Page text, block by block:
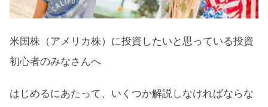
③実際に取引（売買）をする
【預り区分編】米国株（アメリカ株）への投
資のはじめ方
特定預りとは
米国株（アメリカ株）に投資したいと思っている投資
初心者のみなさんへ
はじめるにあたって、いくつか解説しなければならな